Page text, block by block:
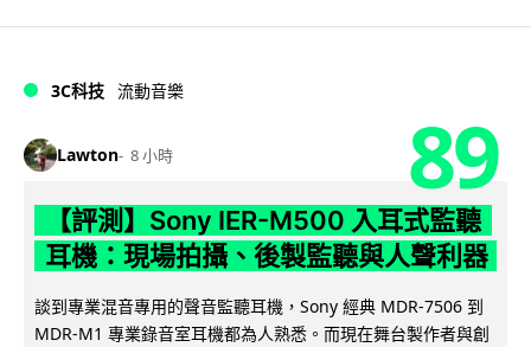
3C科技 流動音樂
Lawton 8 小時 89
【評測】Sony IER-M500 入耳式監聽
耳機：現場拍攝、後製監聽與人聲利器
談到專業混音專用的聲音監聽耳機，Sony 經典 MDR-7506 到
MDR-M1 專業錄音室耳機都為人熟悉。而現在舞台製作者與創